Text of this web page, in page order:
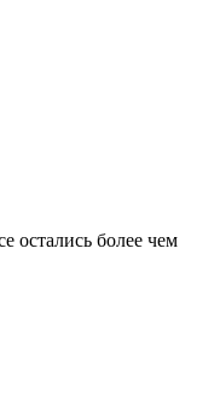
остались более чем